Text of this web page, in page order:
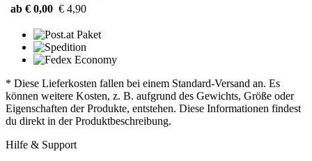
ab € 0,00 € 4,90
* Diese Lieferkosten fallen bei einem Standard-Versand an. Es
können weitere Kosten, z. B. aufgrund des Gewichts, Größe oder
Eigenschaften der Produkte, entstehen. Diese Informationen findest
du direkt in der Produktbeschreibung.
Hilfe & Support